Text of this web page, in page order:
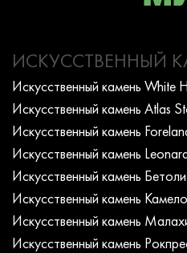
ИСКУССТВЕННЫЙ
Искусcтвенный камень White
Искусcтвенный камень Atlas
Искусcтвенный камень
Искусcтвенный камень
Искусcтвенный камень
Искусcтвенный камень
Искусcтвенный камень
Искусcтвенный камень